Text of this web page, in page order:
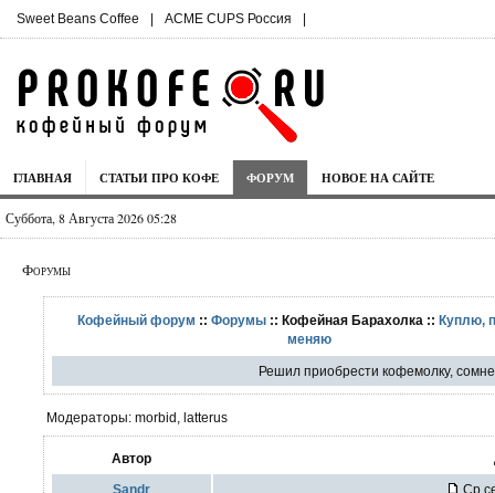
Sweet Beans Coffee | ACME CUPS Россия |
ГЛАВНАЯ СТАТЬИ ПРО КОФЕ ФОРУМ НОВОЕ НА САЙТЕ
Суббота, 8 Августа 2026 05:28
Форумы
Кофейный форум :: Форумы :: Кофейная Барахолка :: Куплю,
меняю
Решил приобрести кофемолку,
Модераторы: morbid, latterus
Автор
Sandr Ср